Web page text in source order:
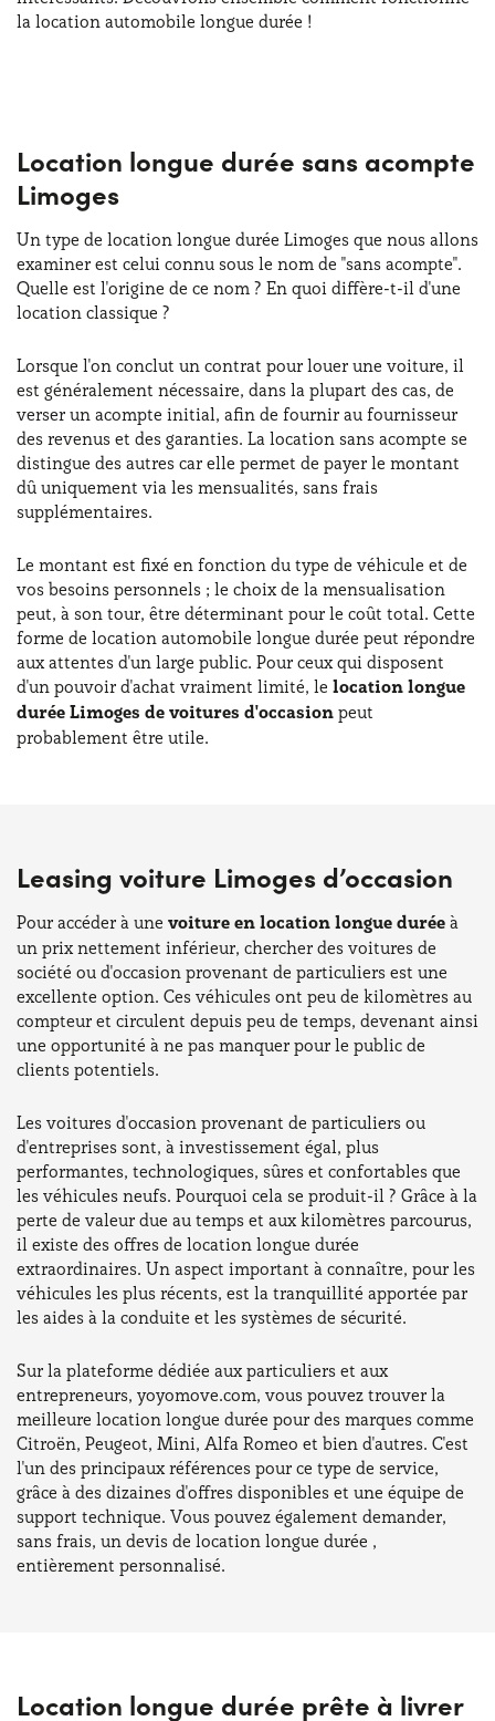
la location automobile longue durée !
Location longue durée sans acompte
Limoges
Un type de location longue durée Limoges que nous allons
examiner est celui connu sous le nom de "sans acompte".
Quelle est l'origine de ce nom ? En quoi diffère-t-il d'une
location classique ?
Lorsque l'on conclut un contrat pour louer une voiture, il
est généralement nécessaire, dans la plupart des cas, de
verser un acompte initial, afin de fournir au fournisseur
des revenus et des garanties. La location sans acompte se
distingue des autres car elle permet de payer le montant
dû uniquement via les mensualités, sans frais
supplémentaires.
Le montant est fixé en fonction du type de véhicule et de
vos besoins personnels ; le choix de la mensualisation
peut, à son tour, être déterminant pour le coût total. Cette
forme de location automobile longue durée peut répondre
aux attentes d'un large public. Pour ceux qui disposent
d'un pouvoir d'achat vraiment limité, le location longue
durée Limoges de voitures d'occasion peut
probablement être utile.
Leasing voiture Limoges d’occasion
Pour accéder à une voiture en location longue durée à
un prix nettement inférieur, chercher des voitures de
société ou d'occasion provenant de particuliers est une
excellente option. Ces véhicules ont peu de kilomètres au
compteur et circulent depuis peu de temps, devenant ainsi
une opportunité à ne pas manquer pour le public de
clients potentiels.
Les voitures d'occasion provenant de particuliers ou
d'entreprises sont, à investissement égal, plus
performantes, technologiques, sûres et confortables que
les véhicules neufs. Pourquoi cela se produit-il ? Grâce à la
perte de valeur due au temps et aux kilomètres parcourus,
il existe des offres de location longue durée
extraordinaires. Un aspect important à connaître, pour les
véhicules les plus récents, est la tranquillité apportée par
les aides à la conduite et les systèmes de sécurité.
Sur la plateforme dédiée aux particuliers et aux
entrepreneurs, yoyomove.com, vous pouvez trouver la
meilleure location longue durée pour des marques comme
Citroën, Peugeot, Mini, Alfa Romeo et bien d'autres. C'est
l'un des principaux références pour ce type de service,
grâce à des dizaines d'offres disponibles et une équipe de
support technique. Vous pouvez également demander,
sans frais, un devis de location longue durée ,
entièrement personnalisé.
Location longue durée prête à livrer